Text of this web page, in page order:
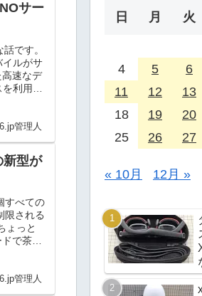
サー
です。
ルがサ
高速なデ
利用す
月開始 -
管理人
新型が
すべての
限される
ょっと
で茶軸
Nキー
管理人
日 月 火
4
5 6
11
12 13
18
19 20
25
26 27
« 10月 12月 »